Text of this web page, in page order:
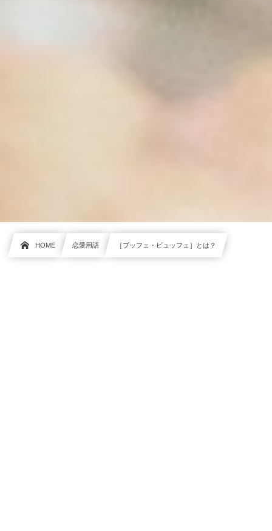
HOME 恋愛用語 ［ブッフェ・ビュッフェ］とは？